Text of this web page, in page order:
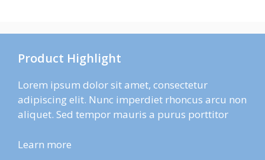
Product Highlight
Lorem ipsum dolor sit amet, consectetur
adipiscing elit. Nunc imperdiet rhoncus arcu non
aliquet. Sed tempor mauris a purus porttitor
Learn more